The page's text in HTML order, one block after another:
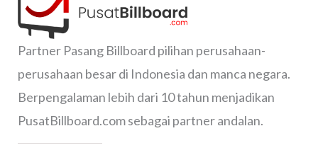
Partner Pasang Billboard pilihan perusahaan-
perusahaan besar di Indonesia dan manca negara.
Berpengalaman lebih dari 10 tahun menjadikan
PusatBillboard.com sebagai partner andalan.